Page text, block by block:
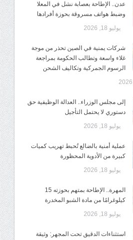
عدن.. الإطاحة بعصابة نشل في المعلا
وضبط هواتف مسروقة بحوزة أفرادها
يوليو 18, 2026
شركات يمنية في الصين تحذر من موجة
غلاء واسعة وتطالب الحكومة بمراجعة
الرسوم الجمركية وتكاليف الشحن
إلى مجلس الوزراء.. العدالة الوظيفية حق
دستوري لا يحتمل التأجيل
يوليو 18, 2026
عملية أمنية بالضالع تُحبط تهريب كميات
كبيرة من الأدوية المحظورة
يوليو 18, 2026
المهرة.. الإطاحة بمتهم بحوزته 15
كيلوغرامًا من مادة الشبو المخدرة
يوليو 18, 2026
استثناءات الدقيق تحت المجهر: وثيقة